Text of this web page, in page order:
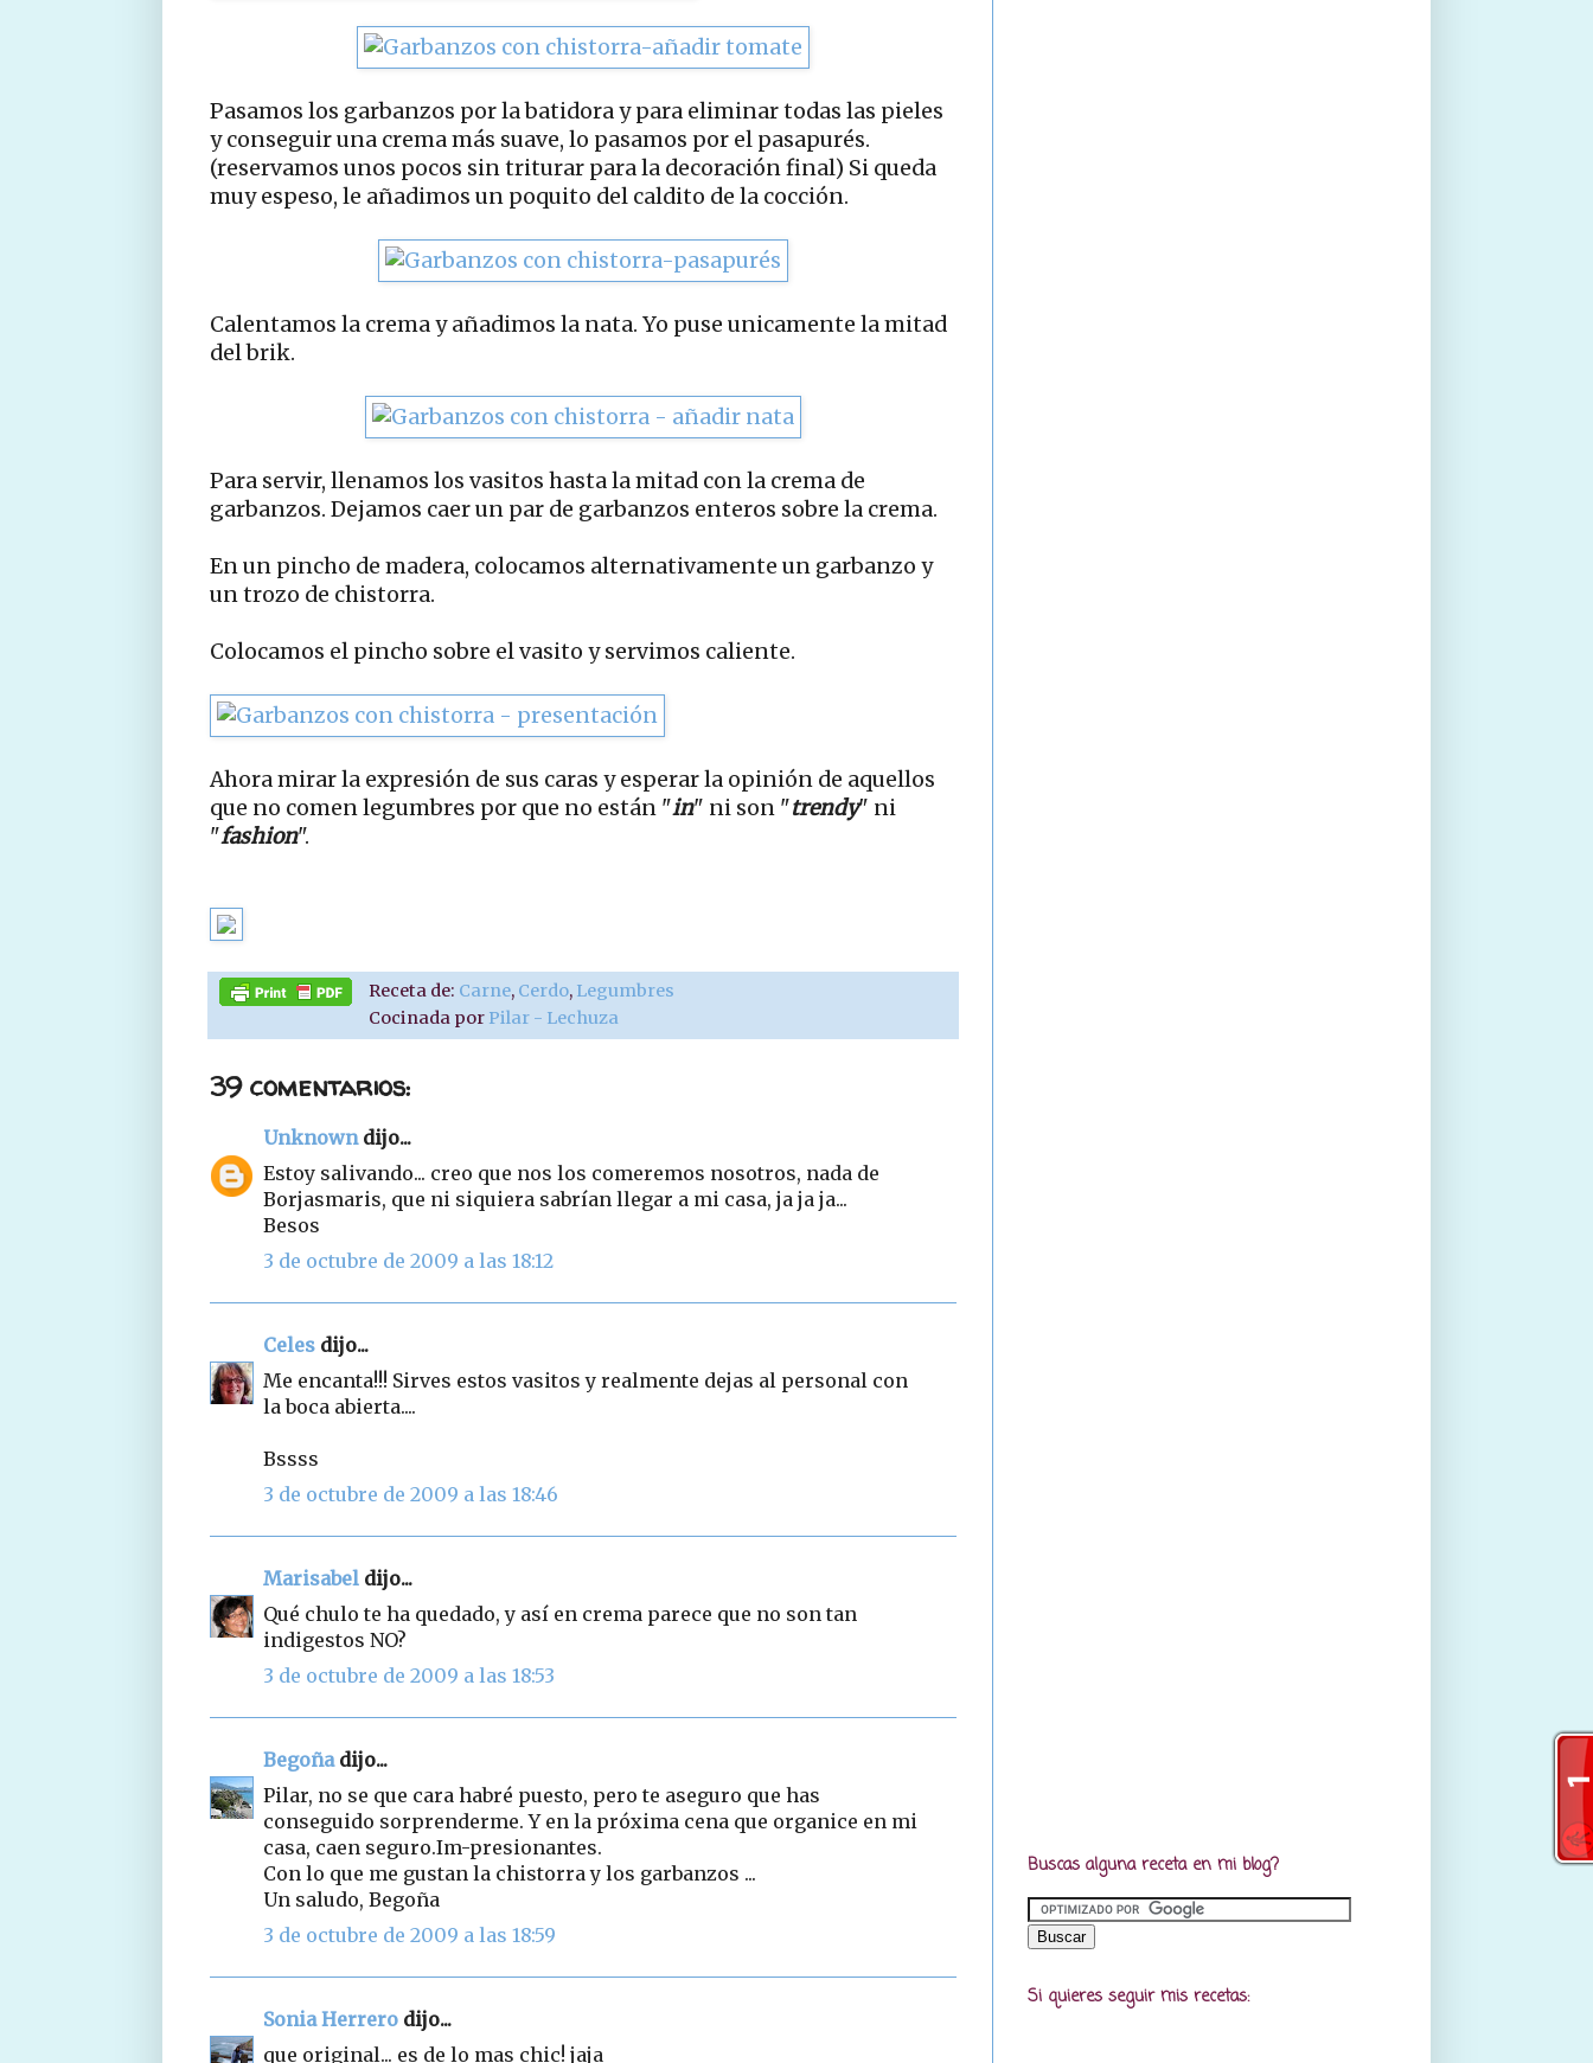
Pasamos los garbanzos por la batidora y para eliminar todas las pieles
y conseguir una crema más suave, lo pasamos por el pasapurés.
(reservamos unos pocos sin triturar para la decoración final) Si queda
muy espeso, le añadimos un poquito del caldito de la cocción.
Calentamos la crema y añadimos la nata. Yo puse unicamente la mitad
del brik.
Para servir, llenamos los vasitos hasta la mitad con la crema de
garbanzos. Dejamos caer un par de garbanzos enteros sobre la crema.
En un pincho de madera, colocamos alternativamente un garbanzo y
un trozo de chistorra.
Colocamos el pincho sobre el vasito y servimos caliente.
Ahora mirar la expresión de sus caras y esperar la opinión de aquellos
que no comen legumbres por que no están "in" ni son "trendy" ni
"fashion".
Receta de: Carne, Cerdo, Legumbres
Cocinada por Pilar - Lechuza
39 comentarios:
Unknowndijo...
Estoy salivando... creo que nos los comeremos nosotros, nada de
Borjasmaris, que ni siquiera sabrían llegar a mi casa, ja ja ja...
Besos
3 de octubre de 2009 a las 18:12
Celes dijo...
Me encanta!!! Sirves estos vasitos y realmente dejas al personal con
la boca abierta....
Bssss
3 de octubre de 2009 a las 18:46
Marisabel dijo...
Qué chulo te ha quedado, y así en crema parece que no son tan
indigestos NO?
3 de octubre de 2009 a las 18:53
Begoñadijo...
Pilar, no se que cara habré puesto, pero te aseguro que has
conseguido sorprenderme. Y en la próxima cena que organice en mi
casa, caen seguro.Im-presionantes.
Con lo que me gustan la chistorra y los garbanzos ...
Un saludo, Begoña
3 de octubre de 2009 a las 18:59
Sonia Herrero dijo...
que original... es de lo mas chic! jaja
Buscas alguna receta en mi blog?
Si quieres seguir mis recetas: